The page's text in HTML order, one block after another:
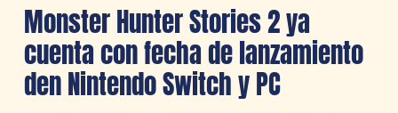
Monster Hunter Stories 2 ya
cuenta con fecha de lanzamiento
den Nintendo Switch y PC